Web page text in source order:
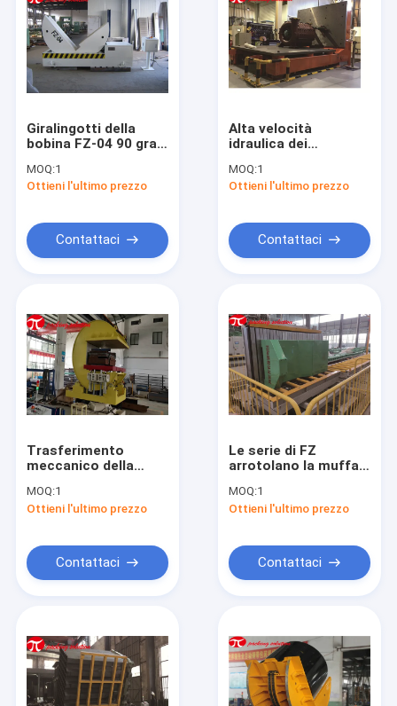
Prodotti
Circa noi
Giralingotti della
bobina FZ-04 90 gradi
macchina di volume
d'affari della muffa
di 1500mm
MOQ:1
Ottieni l'ultimo prezzo
Contattaci
Alta velocità
idraulica dei
bobina della
trasmissione
automatica di
volume d'affari della
muffa da 90 gradi
MOQ:1
Ottieni l'ultimo prezzo
Contattaci
Trasferimento
meccanico della
giralingotti della
bobina del metallo
volume d'affari della
bobina di grado
MOQ:1
Ottieni l'ultimo prezzo
Contattaci
Le serie di FZ
arrotolano la muffa
1tons Upender della
macchina dei
MOQ:1
Ottieni l'ultimo prezzo
Contattaci